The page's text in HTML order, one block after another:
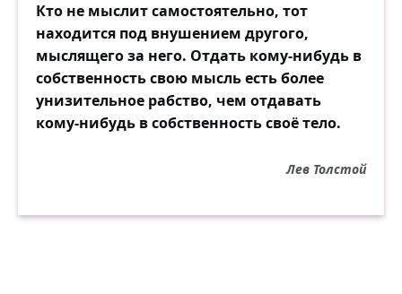
Кто не мыслит самостоятельно, тот
находится под внушением другого,
мыслящего за него. Отдать кому-нибудь в
собственность свою мысль есть более
унизительное рабство, чем отдавать
кому-нибудь в собственность своё тело.
Лев Толстой